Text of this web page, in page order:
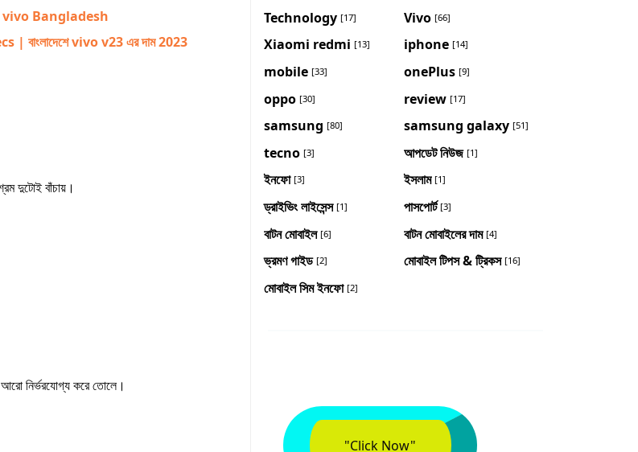
vivo Bangladesh
vivo v23 এর দাম 2023
দুটোই বাঁচায়।
আরো নির্ভরযোগ্য করে তোলে।
Technology [17] Vivo [66]
Xiaomi redmi [13] iphone [14]
mobile [33] onePlus [9]
oppo [30] review [17]
samsung [80] samsung galaxy [51]
tecno [3] আপডেট নিউজ [1]
ইনফো [3] ইসলাম [1]
ড্রাইভিং লাইসেন্স [1] পাসপোর্ট [3]
বাটন মোবাইল [6] বাটন মোবাইলের দাম [4]
ভ্রমণ গাইড [2] মোবাইল টিপস & ট্রিকস [16]
মোবাইল সিম ইনফো [2]